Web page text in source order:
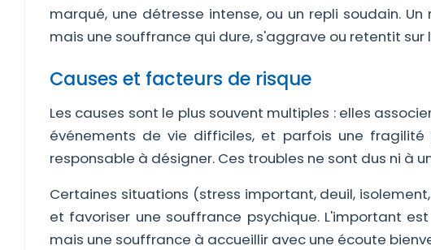
marqué, une détresse intense, ou un repli soudain.
mais une souffrance qui dure, s'aggrave ou retentit sur
Causes et facteurs de risque
Les causes sont le plus souvent multiples : elles
événements de vie difficiles, et parfois une
responsable à désigner. Ces troubles ne sont dus ni à
Certaines situations (stress important, deuil,
et favoriser une souffrance psychique. L'important
mais une souffrance à accueillir avec une écoute